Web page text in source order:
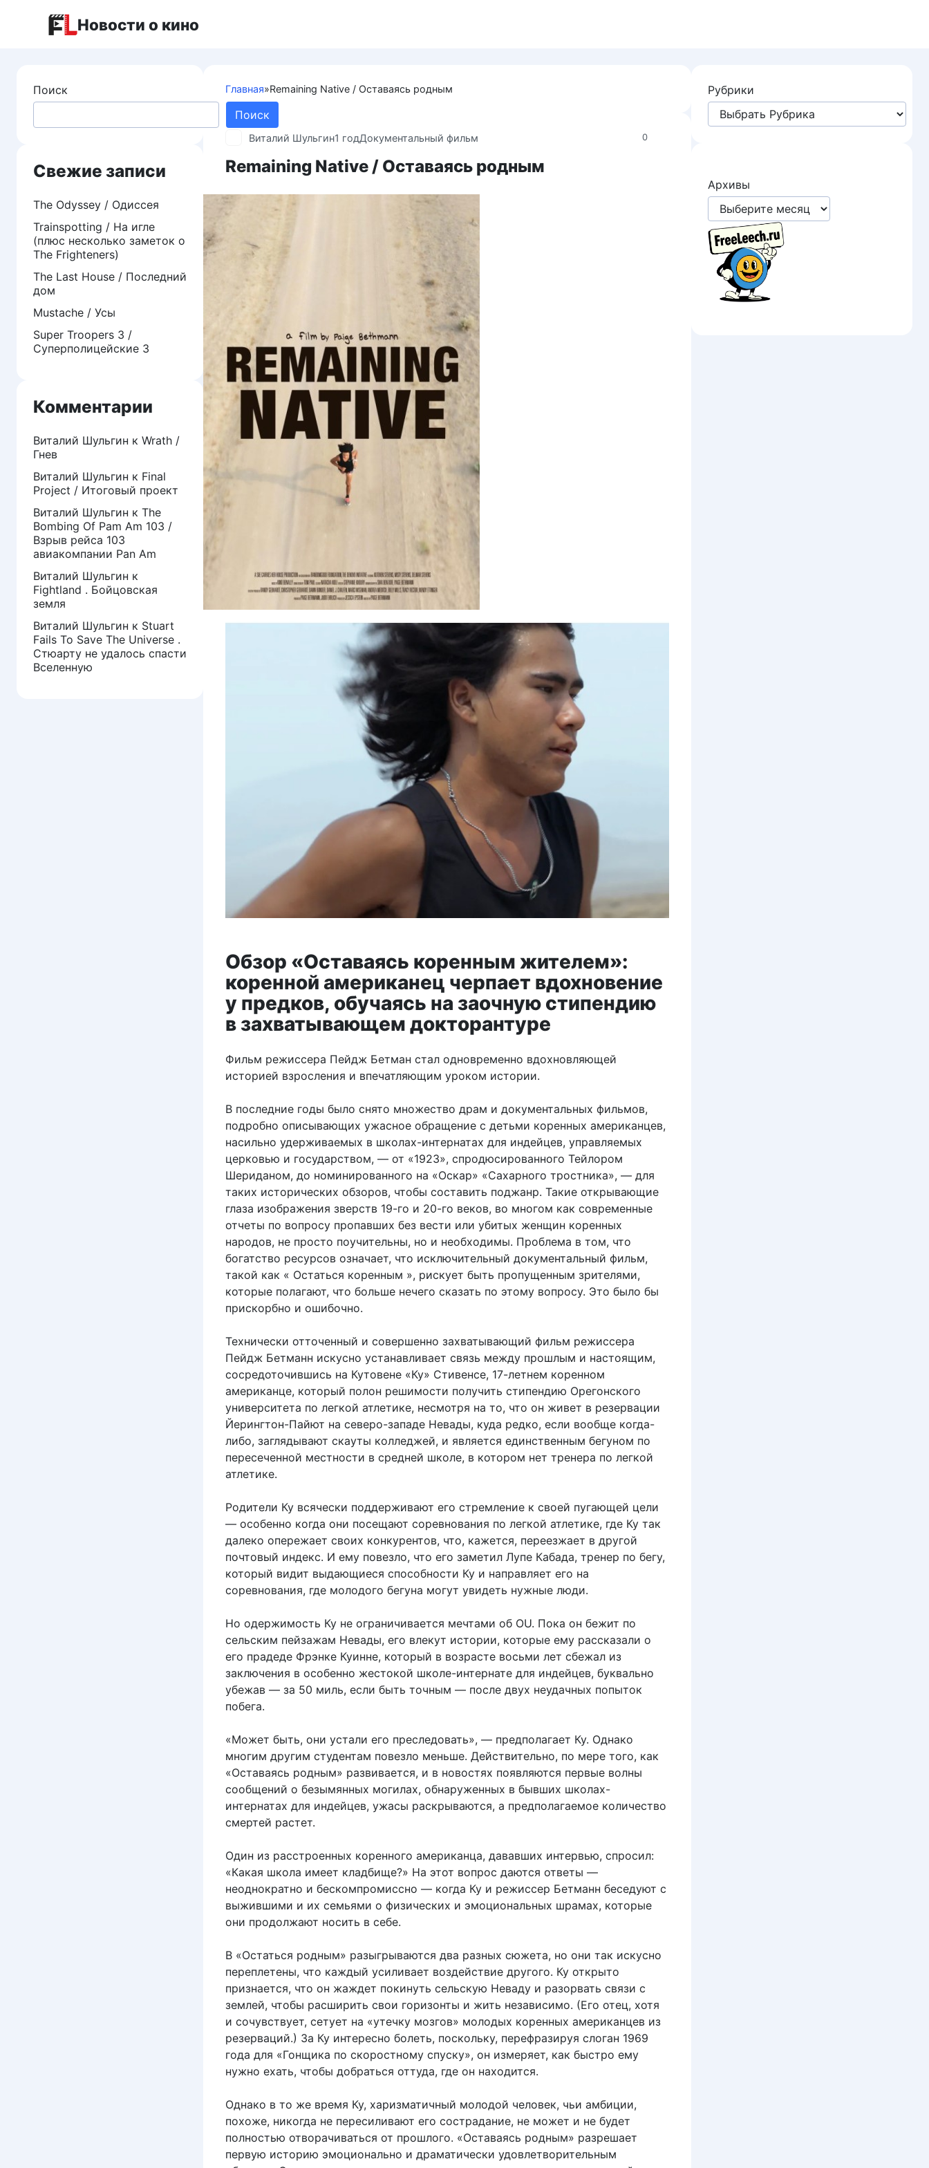
Новости о кино
Главная»Remaining Native / Оставаясь родным
0
Виталий Шульгин1 годДокументальный фильм
Remaining Native / Оставаясь родным
Обзор «Оставаясь коренным жителем»:
коренной американец черпает вдохновение
у предков, обучаясь на заочную стипендию
в захватывающем докторантуре
Фильм режиссера Пейдж Бетман стал одновременно вдохновляющей
историей взросления и впечатляющим уроком истории.
В последние годы было снято множество драм и документальных фильмов,
подробно описывающих ужасное обращение с детьми коренных американцев,
насильно удерживаемых в школах-интернатах для индейцев, управляемых
церковью и государством, — от «1923», спродюсированного Тейлором
Шериданом, до номинированного на «Оскар» «Сахарного тростника», — для
таких исторических обзоров, чтобы составить поджанр. Такие открывающие
глаза изображения зверств 19-го и 20-го веков, во многом как современные
отчеты по вопросу пропавших без вести или убитых женщин коренных
народов, не просто поучительны, но и необходимы. Проблема в том, что
богатство ресурсов означает, что исключительный документальный фильм,
такой как « Остаться коренным », рискует быть пропущенным зрителями,
которые полагают, что больше нечего сказать по этому вопросу. Это было бы
прискорбно и ошибочно.
Технически отточенный и совершенно захватывающий фильм режиссера
Пейдж Бетманн искусно устанавливает связь между прошлым и настоящим,
сосредоточившись на Кутовене «Ку» Стивенсе, 17-летнем коренном
американце, который полон решимости получить стипендию Орегонского
университета по легкой атлетике, несмотря на то, что он живет в резервации
Йерингтон-Пайют на северо-западе Невады, куда редко, если вообще когда-
либо, заглядывают скауты колледжей, и является единственным бегуном по
пересеченной местности в средней школе, в котором нет тренера по легкой
атлетике.
Родители Ку всячески поддерживают его стремление к своей пугающей цели
— особенно когда они посещают соревнования по легкой атлетике, где Ку так
далеко опережает своих конкурентов, что, кажется, переезжает в другой
почтовый индекс. И ему повезло, что его заметил Лупе Кабада, тренер по бегу,
который видит выдающиеся способности Ку и направляет его на
соревнования, где молодого бегуна могут увидеть нужные люди.
Но одержимость Ку не ограничивается мечтами об OU. Пока он бежит по
сельским пейзажам Невады, его влекут истории, которые ему рассказали о
его прадеде Фрэнке Куинне, который в возрасте восьми лет сбежал из
заключения в особенно жестокой школе-интернате для индейцев, буквально
убежав — за 50 миль, если быть точным — после двух неудачных попыток
побега.
«Может быть, они устали его преследовать», — предполагает Ку. Однако
многим другим студентам повезло меньше. Действительно, по мере того, как
«Оставаясь родным» развивается, и в новостях появляются первые волны
сообщений о безымянных могилах, обнаруженных в бывших школах-
интернатах для индейцев, ужасы раскрываются, а предполагаемое количество
смертей растет.
Один из расстроенных коренного американца, дававших интервью, спросил:
«Какая школа имеет кладбище?» На этот вопрос даются ответы —
неоднократно и бескомпромиссно — когда Ку и режиссер Бетманн беседуют с
выжившими и их семьями о физических и эмоциональных шрамах, которые
они продолжают носить в себе.
В «Остаться родным» разыгрываются два разных сюжета, но они так искусно
переплетены, что каждый усиливает воздействие другого. Ку открыто
признается, что он жаждет покинуть сельскую Неваду и разорвать связи с
землей, чтобы расширить свои горизонты и жить независимо. (Его отец, хотя
и сочувствует, сетует на «утечку мозгов» молодых коренных американцев из
резерваций.) За Ку интересно болеть, поскольку, перефразируя слоган 1969
года для «Гонщика по скоростному спуску», он измеряет, как быстро ему
нужно ехать, чтобы добраться оттуда, где он находится.
Однако в то же время Ку, харизматичный молодой человек, чьи амбиции,
похоже, никогда не пересиливают его сострадание, не может и не будет
полностью отворачиваться от прошлого. «Оставаясь родным» разрешает
первую историю эмоционально и драматически удовлетворительным
Поиск
Поиск
Свежие записи
The Odyssey / Одиссея
Trainspotting / На игле
(плюс несколько заметок о
The Frighteners)
The Last House / Последний
дом
Mustache / Усы
Super Troopers 3 /
Суперполицейские 3
Комментарии
Виталий Шульгин к Wrath /
Гнев
Виталий Шульгин к Final
Project / Итоговый проект
Виталий Шульгин к The
Bombing Of Pam Am 103 /
Взрыв рейса 103
авиакомпании Pan Am
Виталий Шульгин к
Fightland . Бойцовская
земля
Виталий Шульгин к Stuart
Fails To Save The Universe .
Стюарту не удалось спасти
Вселенную
Рубрики
Архивы